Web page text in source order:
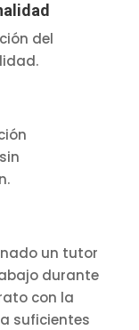
del
un tutor
durante
con la
suficientes